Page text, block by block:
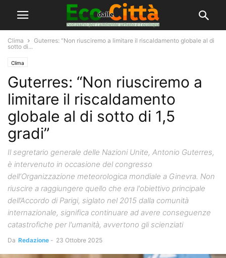
Clima
Guterres: “Non riusciremo a limitare il riscaldamento globale al di
sotto di...
Clima
Guterres: “Non riusciremo a
limitare il riscaldamento
globale al di sotto di 1,5
gradi”
Il segretario generale delle Nazioni Unite, Antonio Guterres,
è intervenuto in occasione del congresso
dell’Organizzazione meteorologica mondiale a Ginevra. Non
riuscire a raggiungere quello che era l'obiettivo principale
dell’Accordo di Parigi, siglato nel 2015 dalla comunità
internazionale, significa continuare ad avere conseguenze
catastrofiche per l'umanità, avvertono gli scienziati
Da Redazione - 23 Ottobre 2025